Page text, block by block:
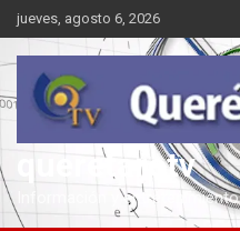
Saltar
al
contenido
jueves, agosto 6, 2026
queretarotv
Información y entretenimiento